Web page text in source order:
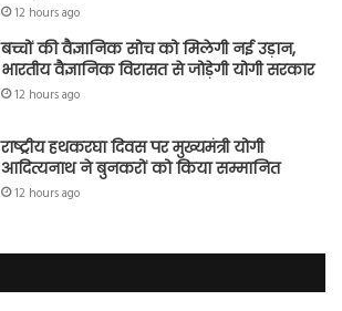
12 hours ago
बच्चों की वैज्ञानिक सोच को मिलेगी नई उड़ान,
भारतीय वैज्ञानिक विरासत से जोड़ेगी योगी सरकार
12 hours ago
राष्ट्रीय हथकरघा दिवस पर मुख्यमंत्री योगी
आदित्यनाथ ने बुनकरों को किया सम्मानित
12 hours ago